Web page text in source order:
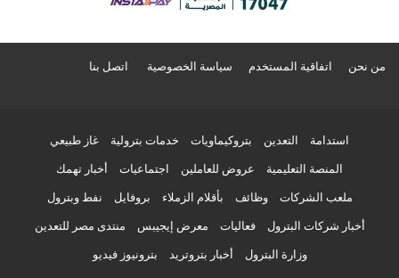
من نحن اتفاقية المستخدم سياسة الخصوصية اتصل بنا
استدامة التعدين بتروكيماويات خدمات بترولية غاز طبيعي
المنصة التعليمية عروض للعاملين اجتماعيات أخبار تهمك
ملعب الشركات وظائف بأقلام الزملاء بروفايل نفط وبترول
أخبار شركات البترول فعاليات معرض إيجيبس منتدى مصر للتعدين
وزارة البترول أخبار بتروتريد بترونيوز فيديو